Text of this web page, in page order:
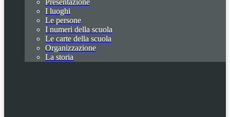
Presentazione
I luoghi
Le persone
I numeri della scuola
Le carte della scuola
Organizzazione
La storia